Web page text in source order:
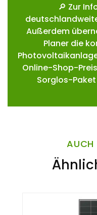
🔎 Zur
Außerdem
Planer die
Online-Shop-
Sorglos-
AUCH